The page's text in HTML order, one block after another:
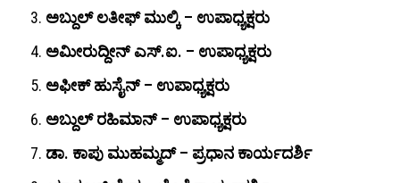
ಅಬ್ದುಲ್ ಲತೀಫ್ ಮುಲ್ಕಿ – ಉಪಾಧ್ಯಕ್ಷರು
ಅಮೀರುದ್ದೀನ್ ಎಸ್.ಐ. – ಉಪಾಧ್ಯಕ್ಷರು
ಅಫೀಕ್ ಹುಸೈನ್ – ಉಪಾಧ್ಯಕ್ಷರು
ಅಬ್ದುಲ್ ರಹಿಮಾನ್ – ಉಪಾಧ್ಯಕ್ಷರು
ಡಾ. ಕಾಪು ಮುಹಮ್ಮದ್ – ಪ್ರಧಾನ ಕಾರ್ಯದರ್ಶಿ